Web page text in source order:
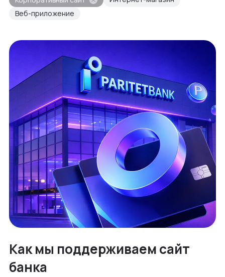
Веб-приложение
Как мы поддерживаем сайт
банка